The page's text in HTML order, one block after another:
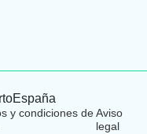
y condiciones de Aviso
legal